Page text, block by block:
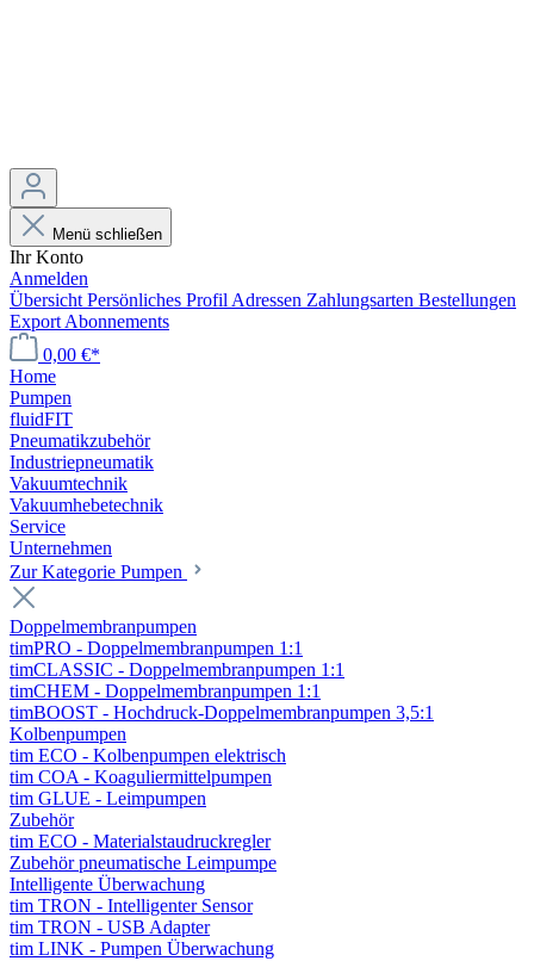
Menü schließen
Ihr Konto
Anmelden
Übersicht Persönliches Profil Adressen Zahlungsarten Bestellungen
Export Abonnements
0,00 €*
Home
Pumpen
fluidFIT
Pneumatikzubehör
Industriepneumatik
Vakuumtechnik
Vakuumhebetechnik
Service
Unternehmen
Zur Kategorie Pumpen
Doppelmembranpumpen
timPRO - Doppelmembranpumpen 1:1
timCLASSIC - Doppelmembranpumpen 1:1
timCHEM - Doppelmembranpumpen 1:1
timBOOST - Hochdruck-Doppelmembranpumpen 3,5:1
Kolbenpumpen
tim ECO - Kolbenpumpen elektrisch
tim COA - Koaguliermittelpumpen
tim GLUE - Leimpumpen
Zubehör
tim ECO - Materialstaudruckregler
Zubehör pneumatische Leimpumpe
Intelligente Überwachung
tim TRON - Intelligenter Sensor
tim TRON - USB Adapter
tim LINK - Pumpen Überwachung